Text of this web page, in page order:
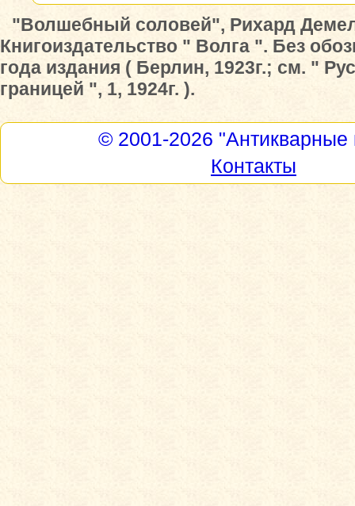
"Волшебный соловей", Рихард
Книгоиздательство " Волга ". Без
года издания ( Берлин, 1923г.; см. "
границей ", 1, 1924г. ).
© 2001-2026 "Антикварные
Контакты